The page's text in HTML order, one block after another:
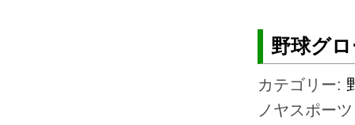
野球グ
カテゴリー:
ノヤスポーツ